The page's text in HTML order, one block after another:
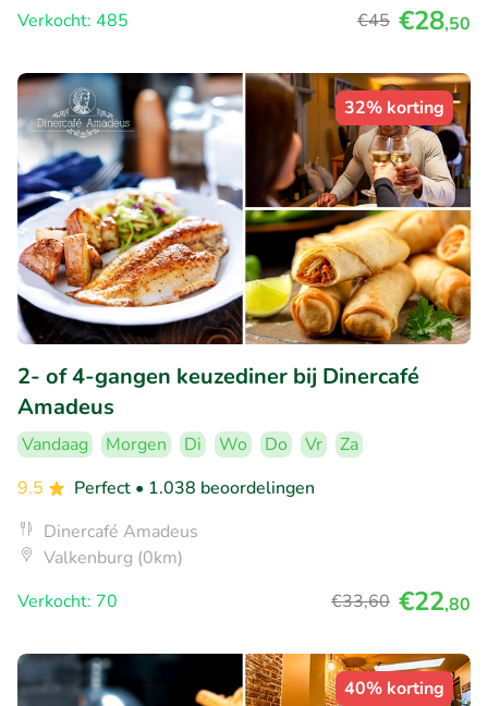
Verkocht: 485
€45 €28,50
32% korting
2- of 4-gangen keuzediner bij Dinercafé
Amadeus
Vandaag Morgen Di Wo Do Vr
Za
9.5
Perfect • 1.038 beoordelingen
Dinercafé Amadeus
Valkenburg (0km)
Verkocht: 70
€33,60 €22,80
40% korting